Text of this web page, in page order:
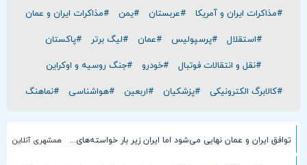
#مذاکرات ایران و آمریکا #عربستان #یمن #مذاکرات ایران و عمان
#استقلال #پرسپولیس #عمان #لیگ برتر #پاکستان
#نقل و انتقالات فوتبال #خودرو #جنگ روسیه و اوکراین
#کالابرگ الکترونیکی #پزشکیان #اربعین #هواشناسی #نماهنگ
همشهری آنلاین توافق ایران و عمان نهایی می‌شود اما ایران زیر بار خواسته‌های ترامپ نمی‌رود